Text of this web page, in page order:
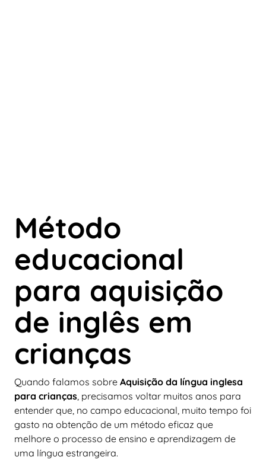
Método
educacional
para aquisição
de inglês em
crianças
Quando falamos sobre Aquisição da língua inglesa
para crianças, precisamos voltar muitos anos para
entender que, no campo educacional, muito tempo foi
gasto na obtenção de um método eficaz que
melhore o processo de ensino e aprendizagem de
uma língua estrangeira.